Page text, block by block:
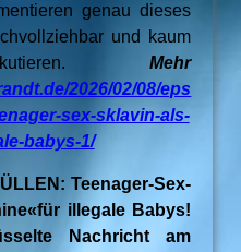
genau dieses
und kaum
Mehr
2026/02/08/eps
sex-sklavin-als-
babys-1/
Teenager-Sex-
illegale Babys!
Nachricht am